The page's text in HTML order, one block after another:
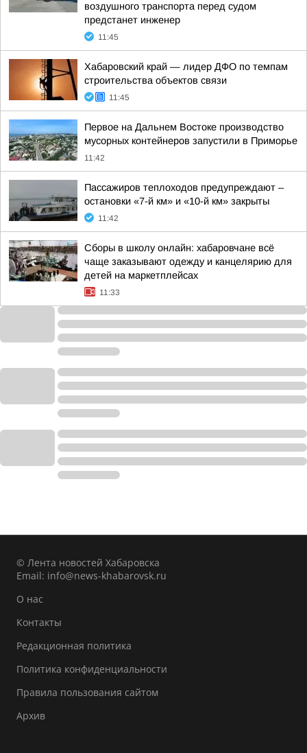
воздушного транспорта перед судом
предстанет инженер
11:45
Хабаровский край — лидер ДФО по темпам
строительства объектов связи
11:45
Первое на Дальнем Востоке производство
мусорных контейнеров запустили в Приморье
11:42
Пассажиров теплоходов предупреждают –
остановки «7-й км» и «10-й км» закрыты
11:42
Сборы в школу онлайн: хабаровчане всё
чаще заказывают одежду и канцелярию для
детей на маркетплейсах
11:33
© Лента новостей Хабаровска
Email: info@news-khabarovsk.ru
О нас
Контакты
Редакционная политика
Политика конфиденциальности
Правила пользования сайтом
Архив